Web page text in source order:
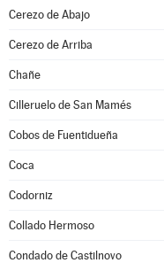
Cerezo de Abajo
Cerezo de Arriba
Chañe
Cilleruelo de San Mamés
Cobos de Fuentidueña
Coca
Codorniz
Collado Hermoso
Condado de Castilnovo